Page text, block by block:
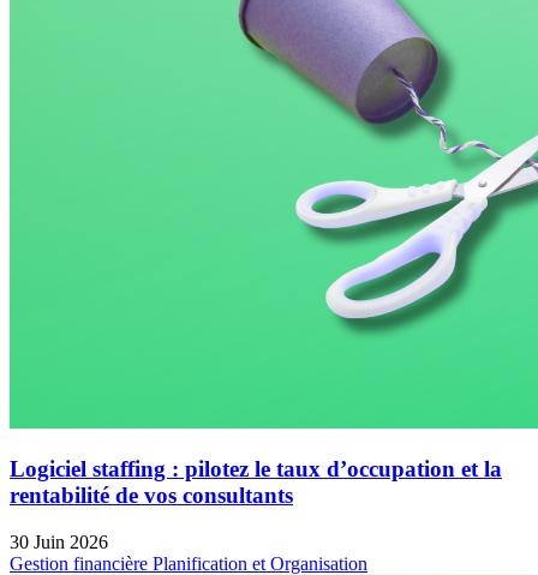
Logiciel staffing : pilotez le taux d’occupation et la
rentabilité de vos consultants
30 Juin 2026
Gestion financière Planification et Organisation